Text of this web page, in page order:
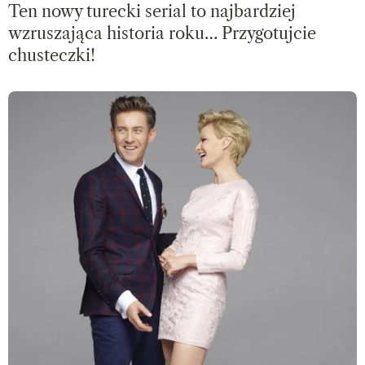
Ten nowy turecki serial to najbardziej
wzruszająca historia roku… Przygotujcie
chusteczki!